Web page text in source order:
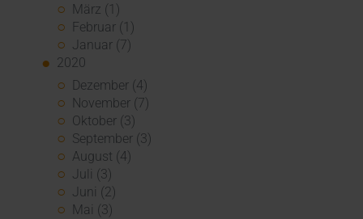
März (1)
Februar (1)
Januar (7)
2020
Dezember (4)
November (7)
Oktober (3)
September (3)
August (4)
Juli (3)
Juni (2)
Mai (3)